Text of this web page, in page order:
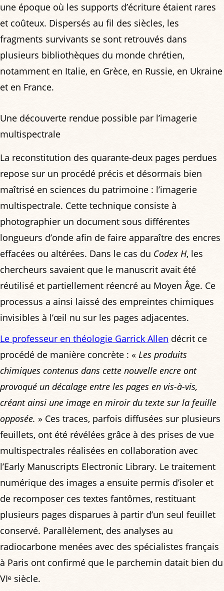
une époque où les supports d’écriture étaient rares
et coûteux. Dispersés au fil des siècles, les
fragments survivants se sont retrouvés dans
plusieurs bibliothèques du monde chrétien,
notamment en Italie, en Grèce, en Russie, en Ukraine
et en France.
Une découverte rendue possible par l’imagerie
multispectrale
La reconstitution des quarante-deux pages perdues
repose sur un procédé précis et désormais bien
maîtrisé en sciences du patrimoine : l’imagerie
multispectrale. Cette technique consiste à
photographier un document sous différentes
longueurs d’onde afin de faire apparaître des encres
effacées ou altérées. Dans le cas du Codex H, les
chercheurs savaient que le manuscrit avait été
réutilisé et partiellement réencré au Moyen Âge. Ce
processus a ainsi laissé des empreintes chimiques
invisibles à l’œil nu sur les pages adjacentes.
Le professeur en théologie Garrick Allen décrit ce
procédé de manière concrète : « Les produits
chimiques contenus dans cette nouvelle encre ont
provoqué un décalage entre les pages en vis-à-vis,
créant ainsi une image en miroir du texte sur la feuille
opposée. » Ces traces, parfois diffusées sur plusieurs
feuillets, ont été révélées grâce à des prises de vue
multispectrales réalisées en collaboration avec
l’Early Manuscripts Electronic Library. Le traitement
numérique des images a ensuite permis d’isoler et
de recomposer ces textes fantômes, restituant
plusieurs pages disparues à partir d’un seul feuillet
conservé. Parallèlement, des analyses au
radiocarbone menées avec des spécialistes français
à Paris ont confirmé que le parchemin datait bien du
VIᵉ siècle.